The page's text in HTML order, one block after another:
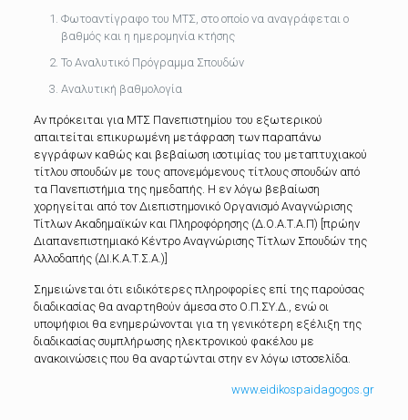
Φωτοαντίγραφο του ΜΤΣ, στο οποίο να αναγράφεται ο
βαθμός και η ημερομηνία κτήσης
Το Αναλυτικό Πρόγραμμα Σπουδών
Αναλυτική βαθμολογία
Αν πρόκειται για ΜΤΣ Πανεπιστημίου του εξωτερικού
απαιτείται επικυρωμένη μετάφραση των παραπάνω
εγγράφων καθώς και βεβαίωση ισοτιμίας του μεταπτυχιακού
τίτλου σπουδών με τους απονεμόμενους τίτλους σπουδών από
τα Πανεπιστήμια της ημεδαπής. Η εν λόγω βεβαίωση
χορηγείται από τον Διεπιστημονικό Οργανισμό Αναγνώρισης
Τίτλων Ακαδημαϊκών και Πληροφόρησης (Δ.Ο.Α.Τ.Α.Π) [πρώην
Διαπανεπιστημιακό Κέντρο Αναγνώρισης Τίτλων Σπουδών της
Αλλοδαπής (ΔΙ.Κ.Α.Τ.Σ.Α.)]
Σημειώνεται ότι ειδικότερες πληροφορίες επί της παρούσας
διαδικασίας θα αναρτηθούν άμεσα στο Ο.Π.ΣΥ.Δ., ενώ οι
υποψήφιοι θα ενημερώνονται για τη γενικότερη εξέλιξη της
διαδικασίας συμπλήρωσης ηλεκτρονικού φακέλου με
ανακοινώσεις που θα αναρτώνται στην εν λόγω ιστοσελίδα.
www.eidikospaidagogos.gr